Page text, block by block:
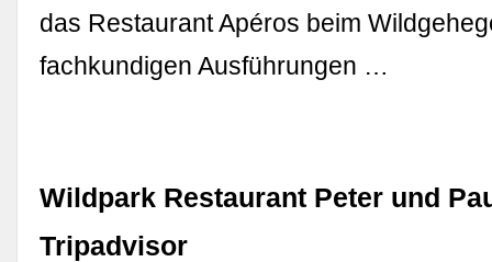
das Restaurant Apéros beim
fachkundigen Ausführungen …
Wildpark Restaurant Peter und
Tripadvisor